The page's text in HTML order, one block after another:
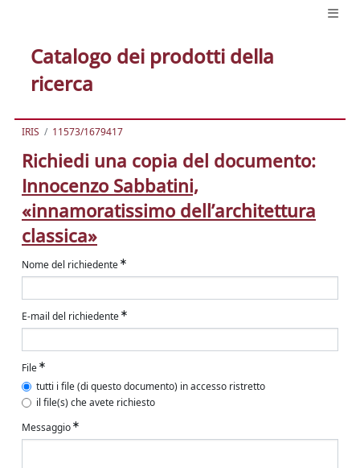
Catalogo dei prodotti della
ricerca
IRIS 11573/1679417
Richiedi una copia del documento:
Innocenzo Sabbatini,
«innamoratissimo dell’architettura
classica»
Nome del richiedente
E-mail del richiedente
File
tutti i file (di questo documento) in accesso ristretto
il file(s) che avete richiesto
Messaggio